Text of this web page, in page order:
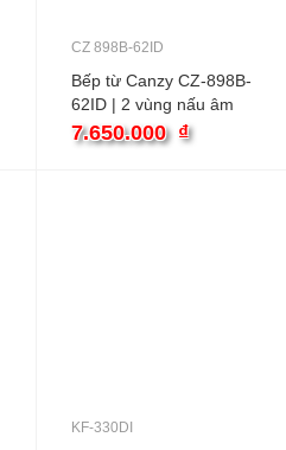
CZ 898B-62ID
Bếp từ Canzy CZ-898B-
62ID | 2 vùng nấu âm
7.650.000 ₫
KF-330DI